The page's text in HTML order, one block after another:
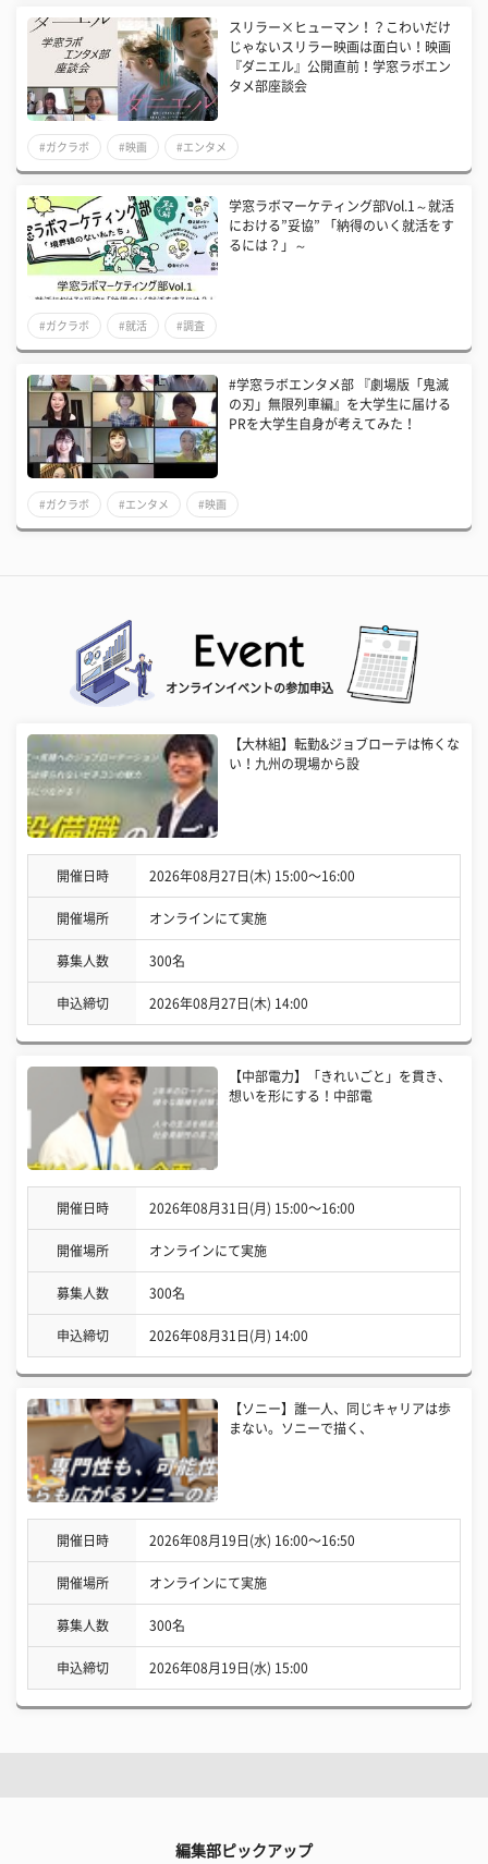
スリラー×ヒューマン！？こわいだけ
じゃないスリラー映画は面白い！映画
『ダニエル』公開直前！学窓ラボエン
タメ部座談会
#ガクラボ #映画 #エンタメ
学窓ラボマーケティング部Vol.1～就活
における”妥協” 「納得のいく就活をす
るには？」～
#ガクラボ #就活 #調査
#学窓ラボエンタメ部 『劇場版「鬼滅
の刃」無限列車編』を大学生に届ける
PRを大学生自身が考えてみた！
#ガクラボ #エンタメ #映画
オンラインイベントの参加申込
【大林組】転勤&ジョブローテは怖くな
い！九州の現場から設
開催日時 2026年08月27日(木) 15:00〜16:00
開催場所 オンラインにて実施
募集人数 300名
申込締切 2026年08月27日(木) 14:00
【中部電力】「きれいごと」を貫き、
想いを形にする！中部電
開催日時 2026年08月31日(月) 15:00〜16:00
開催場所 オンラインにて実施
募集人数 300名
申込締切 2026年08月31日(月) 14:00
【ソニー】誰一人、同じキャリアは歩
まない。ソニーで描く、
開催日時 2026年08月19日(水) 16:00〜16:50
開催場所 オンラインにて実施
募集人数 300名
申込締切 2026年08月19日(水) 15:00
編集部ピックアップ